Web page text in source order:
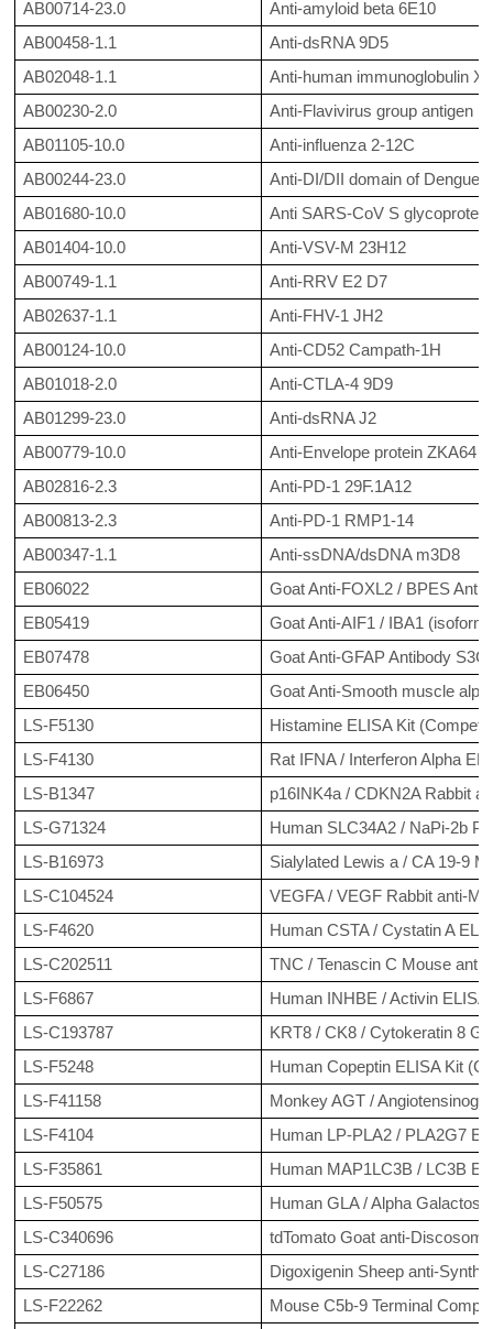
AB00714-23.0
Anti-amyloid beta 6E10
AB00458-1.1
Anti-dsRNA 9D5
AB02048-1.1
Anti-human immunoglobulin
AB00230-2.0
Anti-Flavivirus group antigen
AB01105-10.0
Anti-influenza 2-12C
AB00244-23.0
Anti-DI/DII domain of Dengue
AB01680-10.0
Anti SARS-CoV S
AB01404-10.0
Anti-VSV-M 23H12
AB00749-1.1
Anti-RRV E2 D7
AB02637-1.1
Anti-FHV-1 JH2
AB00124-10.0
Anti-CD52 Campath-1H
AB01018-2.0
Anti-CTLA-4 9D9
AB01299-23.0
Anti-dsRNA J2
AB00779-10.0
Anti-Envelope protein ZKA64
AB02816-2.3
Anti-PD-1 29F.1A12
AB00813-2.3
Anti-PD-1 RMP1-14
AB00347-1.1
Anti-ssDNA/dsDNA m3D8
EB06022
Goat Anti-FOXL2 / BPES
EB05419
Goat Anti-AIF1 / IBA1
EB07478
Goat Anti-GFAP Antibody
EB06450
Goat Anti-Smooth muscle
LS-F5130
Histamine ELISA Kit
LS-F4130
Rat IFNA / Interferon Alpha
LS-B1347
p16INK4a / CDKN2A Rabbit
LS-G71324
Human SLC34A2 / NaPi-2b
LS-B16973
Sialylated Lewis a / CA 19-9
LS-C104524
VEGFA / VEGF Rabbit anti-
LS-F4620
Human CSTA / Cystatin A
LS-C202511
TNC / Tenascin C Mouse
LS-F6867
Human INHBE / Activin
LS-C193787
KRT8 / CK8 / Cytokeratin 8
LS-F5248
Human Copeptin ELISA Kit
LS-F41158
Monkey AGT /
LS-F4104
Human LP-PLA2 / PLA2G7
LS-F35861
Human MAP1LC3B / LC3B
LS-F50575
Human GLA / Alpha
LS-C340696
tdTomato Goat anti-
LS-C27186
Digoxigenin Sheep anti-
LS-F22262
Mouse C5b-9 Terminal